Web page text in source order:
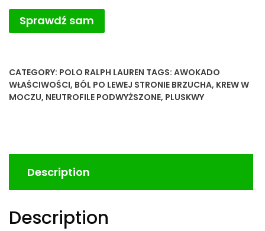
Sprawdź sam
CATEGORY: POLO RALPH LAUREN TAGS: AWOKADO
WŁAŚCIWOŚCI, BÓL PO LEWEJ STRONIE BRZUCHA, KREW W
MOCZU, NEUTROFILE PODWYŻSZONE, PLUSKWY
Description
Description